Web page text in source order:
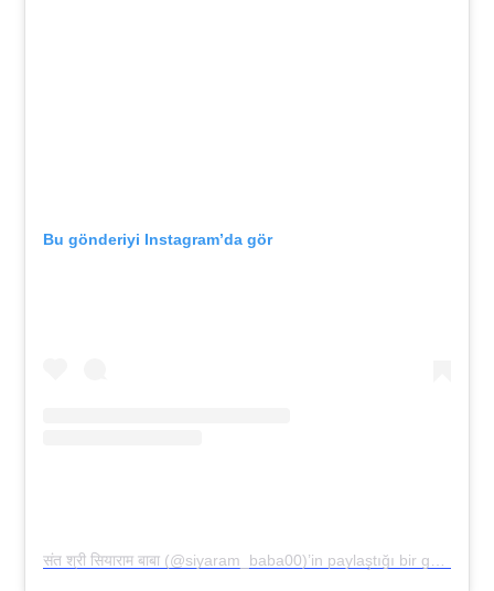
Bu gönderiyi Instagram’da gör